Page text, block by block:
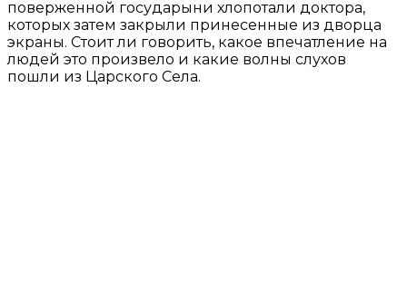
поверженной государыни хлопотали доктора,
которых затем закрыли принесенные из дворца
экраны. Стоит ли говорить, какое впечатление на
людей это произвело и какие волны слухов
пошли из Царского Села.